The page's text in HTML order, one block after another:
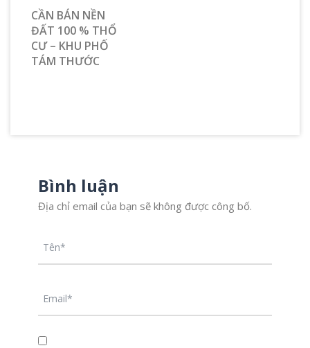
CẦN BÁN NỀN
ĐẤT 100 % THỔ
CƯ – KHU PHỐ
TÁM THƯỚC
Bình luận
Địa chỉ email của bạn sẽ không được công bố.